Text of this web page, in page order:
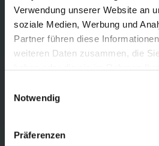
Verwendung unserer Website an
soziale Medien, Werbung und
Partner führen diese
weiteren Daten zusammen, die
haben oder die sie im Rahmen
Notwendig
Präferenzen
This makes it